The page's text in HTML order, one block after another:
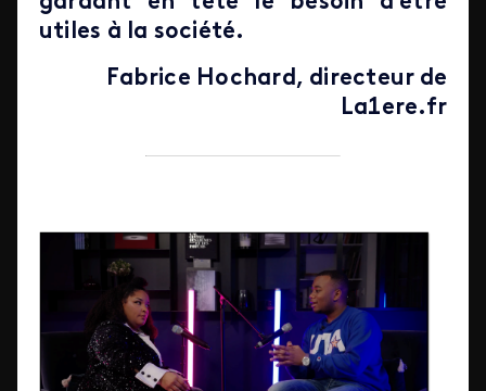
utiles à la société.
Fabrice Hochard, directeur de
La1ere.fr